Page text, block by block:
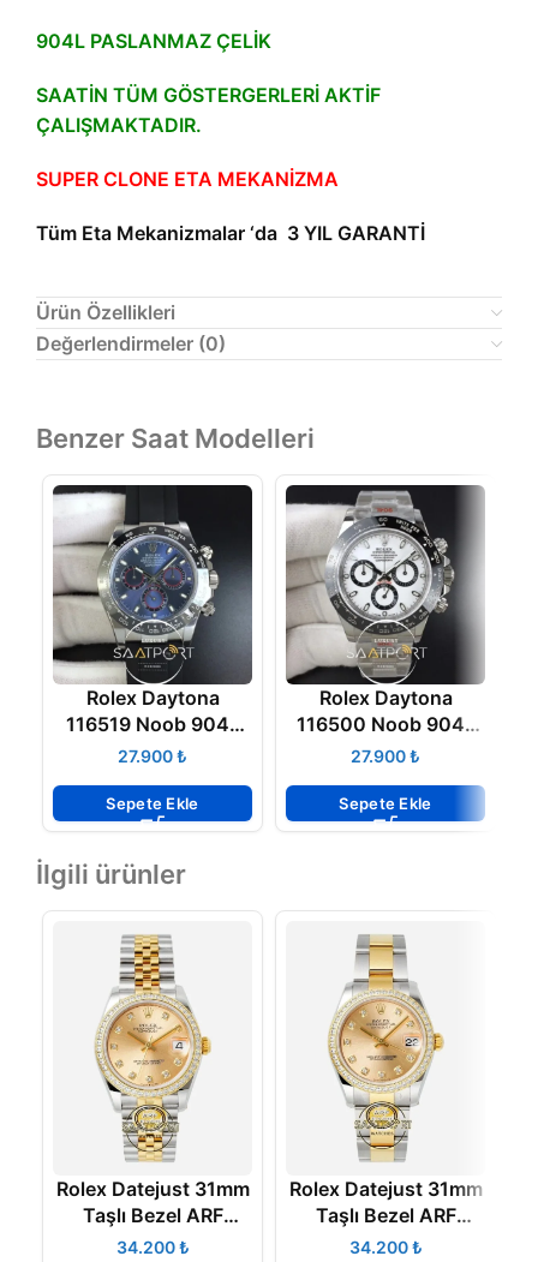
904L PASLANMAZ ÇELİK
SAATİN TÜM GÖSTERGERLERİ AKTİF
ÇALIŞMAKTADIR.
SUPER CLONE ETA MEKANİZMA
Tüm Eta Mekanizmalar ‘da 3 YIL GARANTİ
Ürün Özellikleri
Değerlendirmeler (0)
Benzer Saat Modelleri
Rolex Daytona
116519 Noob 904L
Case Blue Dial Eta
₺
Sepete Ekle
Rolex Daytona
116500 Noob 904L
Case and Bracelet
4130 ETA
₺
Sepete Ekle
İlgili ürünler
Rolex Datejust 31mm
Taşlı Bezel ARF
278383RBR Taşlı
₺
Rolex Datejust 31mm
Taşlı Bezel ARF
278383RBR Taşlı
₺